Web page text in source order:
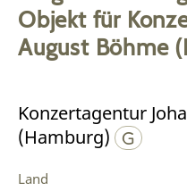
Objektfür
August Böhme
Konzertagentur
(Hamburg)
Land